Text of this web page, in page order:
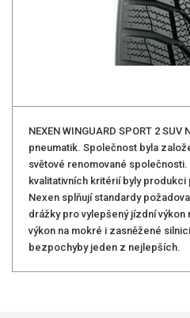
NEXEN WINGUARD SPORT 2
pneumatik. Společnost byla
světové renomované
kvalitativních kritérií byly produkci
Nexen splňují standardy
drážky pro vylepšený jízdní
výkon na mokré i zasněžené
bezpochyby jeden z nejlepších.